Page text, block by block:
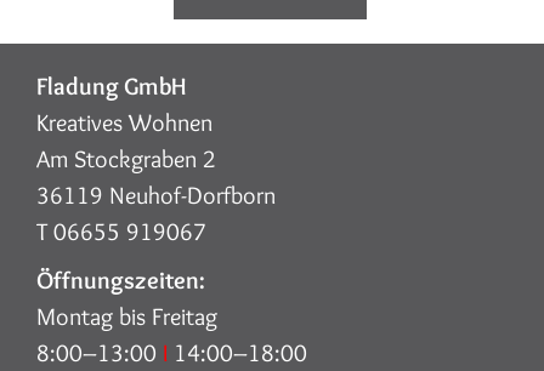
Fladung GmbH
Kreatives Wohnen
Am Stockgraben 2
36119 Neuhof-Dorfborn
T 06655 919067
Öffnungszeiten:
Montag bis Freitag
8:00–13:00 I 14:00–18:00